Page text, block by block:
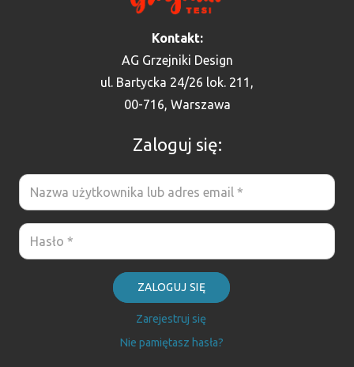
Kontakt:
AG Grzejniki Design
ul. Bartycka 24/26 lok. 211,
00-716, Warszawa
Zaloguj się:
ZALOGUJ SIĘ
Zarejestruj się
Nie pamiętasz hasła?